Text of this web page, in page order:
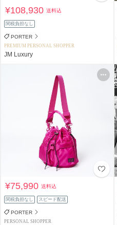
¥108,930送料込
関税負担なし
PORTER
PREMIUM PERSONAL SHOPPER
JM Luxury
¥75,990送料込
関税負担なし スピード配送
PORTER
PERSONAL SHOPPER